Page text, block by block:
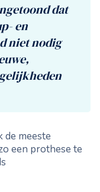
dat
en
niet nodig
de meeste
een prothese te